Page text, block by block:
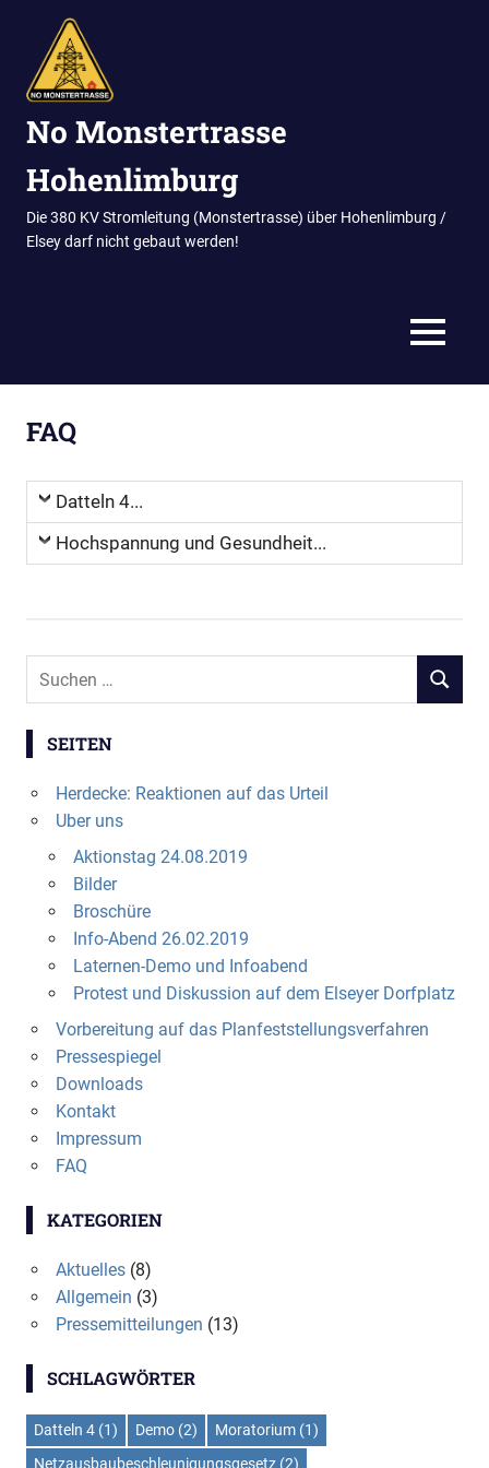
springen
No Monstertrasse
Hohenlimburg
Die 380 KV Stromleitung (Monstertrasse) über Hohenlimburg /
Elsey darf nicht gebaut werden!
MENU
FAQ
Datteln 4...
Hochspannung und Gesundheit...
Suchen
SUCHEN
SEITEN
Herdecke: Reaktionen auf das Urteil
Uber uns
Aktionstag 24.08.2019
Bilder
Broschüre
Info-Abend 26.02.2019
Laternen-Demo und Infoabend
Protest und Diskussion auf dem Elseyer Dorfplatz
Vorbereitung auf das Planfeststellungsverfahren
Pressespiegel
Downloads
Kontakt
Impressum
FAQ
KATEGORIEN
Aktuelles(8)
Allgemein (3)
Pressemitteilungen (13)
SCHLAGWÖRTER
Datteln 4 (1) Demo (2) Moratorium (1)
Netzausbaubeschleunigungsgesetz (2)